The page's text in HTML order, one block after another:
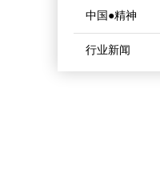
中国●精神
行业新闻